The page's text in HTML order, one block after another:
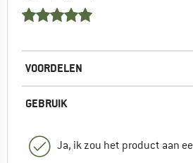
VOORDELEN
GEBRUIK
Ja, ik zou het product aan